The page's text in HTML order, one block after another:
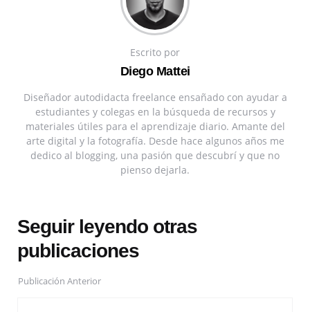
Escrito por
Diego Mattei
Diseñador autodidacta freelance ensañado con ayudar a
estudiantes y colegas en la búsqueda de recursos y
materiales útiles para el aprendizaje diario. Amante del
arte digital y la fotografía. Desde hace algunos años me
dedico al blogging, una pasión que descubrí y que no
pienso dejarla.
Seguir leyendo otras
publicaciones
Publicación Anterior